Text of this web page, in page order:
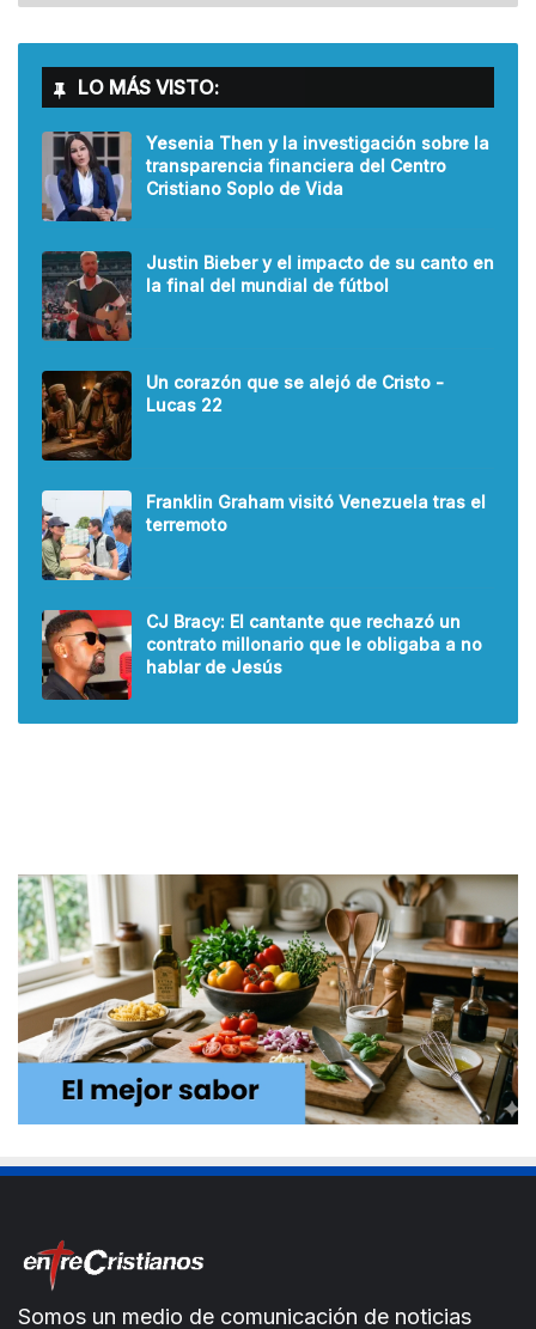
LO MÁS VISTO:
Yesenia Then y la investigación sobre la
transparencia financiera del Centro
Cristiano Soplo de Vida
Justin Bieber y el impacto de su canto en
la final del mundial de fútbol
Un corazón que se alejó de Cristo -
Lucas 22
Franklin Graham visitó Venezuela tras el
terremoto
CJ Bracy: El cantante que rechazó un
contrato millonario que le obligaba a no
hablar de Jesús
Somos un medio de comunicación de noticias